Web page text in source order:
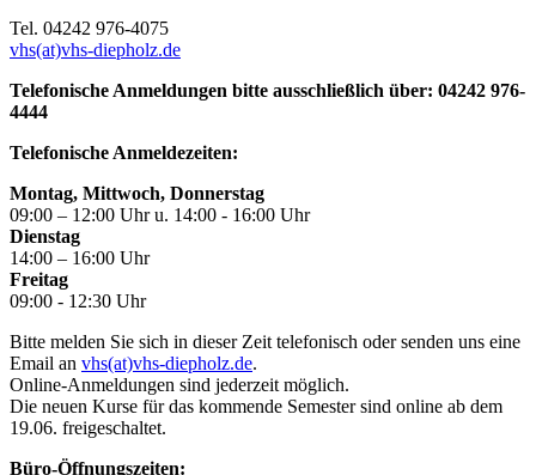
Tel. 04242 976-4075
vhs(at)vhs-diepholz.de
Telefonische Anmeldungen bitte ausschließlich über: 04242 976-
4444
Telefonische Anmeldezeiten:
Montag, Mittwoch, Donnerstag
09:00 – 12:00 Uhr u. 14:00 - 16:00 Uhr
Dienstag
14:00 – 16:00 Uhr
Freitag
09:00 - 12:30 Uhr
Bitte melden Sie sich in dieser Zeit telefonisch oder senden uns eine
Email an vhs(at)vhs-diepholz.de.
Online-Anmeldungen sind jederzeit möglich.
Die neuen Kurse für das kommende Semester sind online ab dem
19.06. freigeschaltet.
Büro-Öffnungszeiten: